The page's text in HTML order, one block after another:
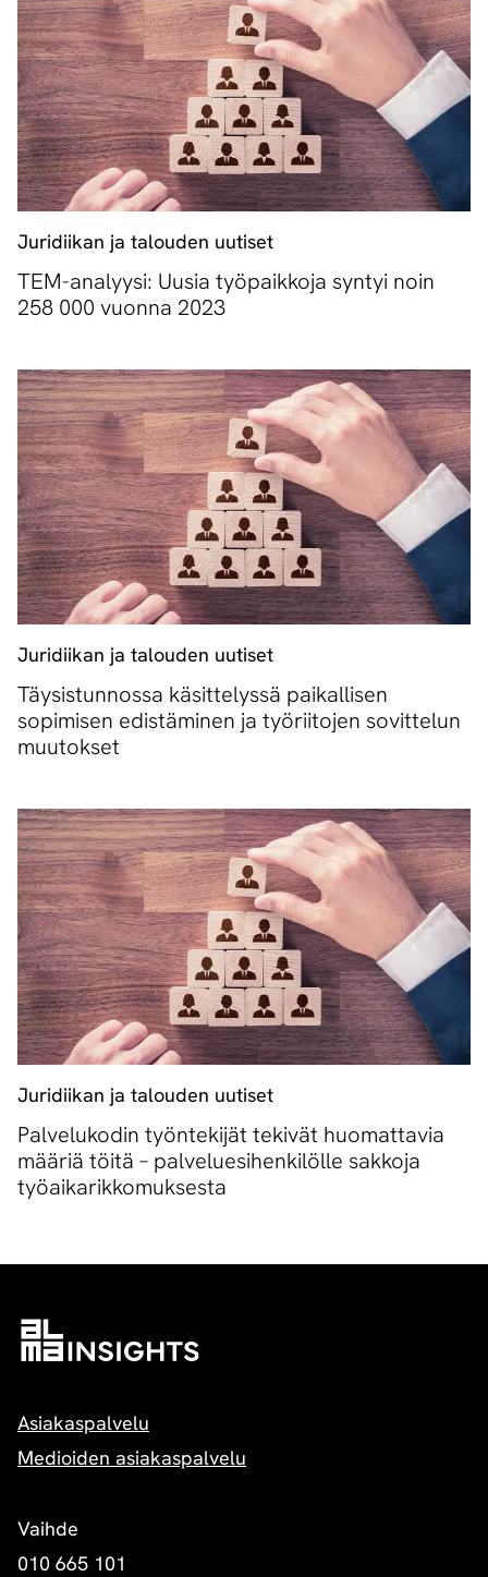
Juridiikan ja talouden uutiset
TEM-analyysi: Uusia työpaikkoja syntyi noin
258 000 vuonna 2023
Juridiikan ja talouden uutiset
Täysistunnossa käsittelyssä paikallisen
sopimisen edistäminen ja työriitojen sovittelun
muutokset
Juridiikan ja talouden uutiset
Palvelukodin työntekijät tekivät huomattavia
määriä töitä – palveluesihenkilölle sakkoja
työaikarikkomuksesta
Asiakaspalvelu
Medioiden asiakaspalvelu
Vaihde
010 665 101